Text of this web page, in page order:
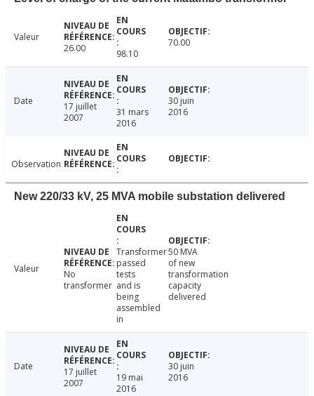
Valeur
26.00
98.10
70.00
Date
17 juillet
2007
31 mars
2016
30 juin
2016
Observation
New 220/33 kV, 25 MVA mobile substation delivered
Valeur
No
transformer
Transformer
passed
tests
and is
being
assembled
in
50 MVA
of new
transformation
capacity
delivered
Date
17 juillet
2007
19 mai
2016
30 juin
2016